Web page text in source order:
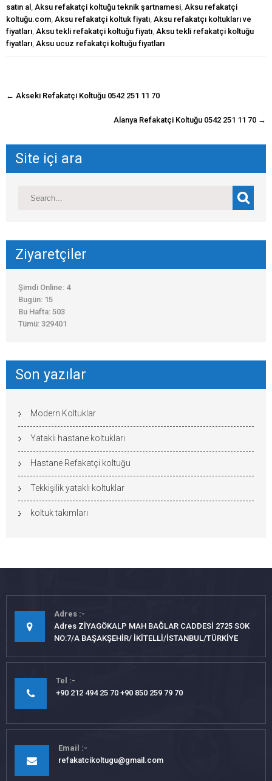
satın al
Aksu refakatçi koltuğu teknik şartnamesi Aksu refakatçi
koltuğu.com Aksu refakatçi koltuk fiyatı Aksu refakatçı koltukları ve
fiyatları Aksu tekli refakatçi koltuğu fiyatı Aksu tekli refakatçi koltuğu
fiyatları Aksu ucuz refakatçi koltuğu fiyatları
navigasyon
← Akseki Refakatçi Koltuğu 0542 251 11 70
Alanya Refakatçi Koltuğu 0542 251 11 70 →
Site içi ara
Ziyaretçiler
Şimdi Online: 4
Bugün: 15
Bu Hafta: 503
Tümü: 329401
Son yazılar
Modern Koltuklar
Yataklı hastane koltukları
Hastane Refakatçi koltuğu
Tekkişilik yataklı koltuklar
koltuk takımları
Adres
Adres ZİYAGÖKALP MAH BAĞLAR CADDESİ 2725 SOK
NO:7/A BAŞAKŞEHİR/ İKİTELLİ/İSTANBUL/TÜRKİYE
Tel
+90 212 494 25 70 +90 850 259 79 70
Email
refakatcikoltugu@gmail.com